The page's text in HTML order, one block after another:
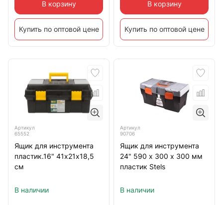
В корзину
Купить по оптовой цене
В корзину
Купить по оптовой цене
Артикул
65552
Ящик для инструмента
пластик.16" 41х21х18,5
см
В наличии
Артикул
90706
Ящик для инструмента
24" 590 х 300 х 300 мм
пластик Stels
В наличии